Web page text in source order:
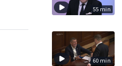
55 min
60 min